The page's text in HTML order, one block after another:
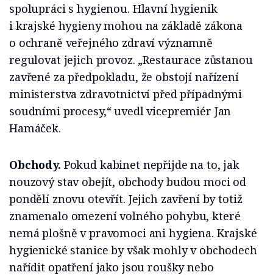
spolupráci s hygienou. Hlavní hygienik
i krajské hygieny mohou na základě zákona
o ochraně veřejného zdraví významně
regulovat jejich provoz. „Restaurace zůstanou
zavřené za předpokladu, že obstojí nařízení
ministerstva zdravotnictví před případnými
soudními procesy,“ uvedl vicepremiér Jan
Hamáček.
Obchody. Pokud kabinet nepřijde na to, jak
nouzový stav obejít, obchody budou moci od
pondělí znovu otevřít. Jejich zavření by totiž
znamenalo omezení volného pohybu, které
nemá plošně v pravomoci ani hygiena. Krajské
hygienické stanice by však mohly v obchodech
nařídit opatření jako jsou roušky nebo